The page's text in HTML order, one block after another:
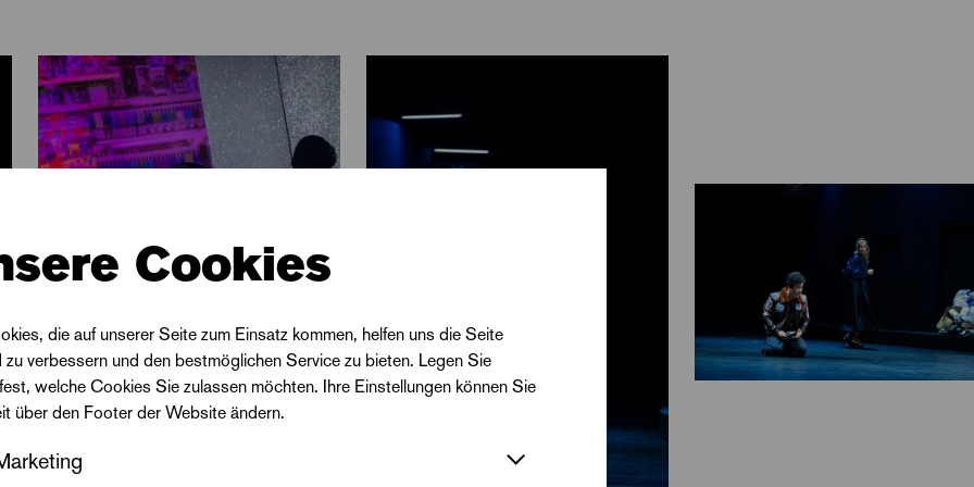
geht in seiner Inszenierung weniger die Frage nach der Geschichte
nach, als vielmehr die der männlichen Psyche. »Für mich hat diese
Bizets Zeitgenosse Émile Zola beschrieb oft das ›menschliche
und Geltung und seiner Zerstörungswut«.
Cookies
die auf unserer Seite zum Einsatz kommen, helfen uns die Seite
zu verbessern und den bestmöglichen Service zu bieten. Legen Sie
welche Cookies Sie zulassen möchten. Ihre Einstellungen können Sie
über den Footer der Website ändern.